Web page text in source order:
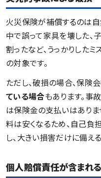
火災保険が補償するのは
中で誤って家具を壊した、
割ったなど、うっかりした
の対象です。
ただし、破損の場合、保険
ている場合もあります。事
は保険金の支払いはあり
料は安くなるため、自己負
し、大きい損害だけに備え
個人賠償責任が含まれ